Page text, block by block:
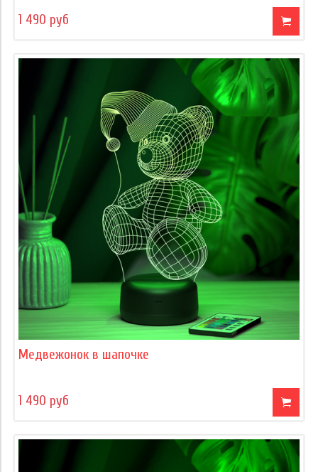
1 490 руб
Медвежонок в шапочке
1 490 руб